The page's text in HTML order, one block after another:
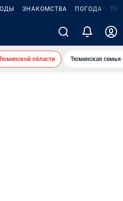
ЗНАКОМСТВА ПОГОДА
области Тюменская семья